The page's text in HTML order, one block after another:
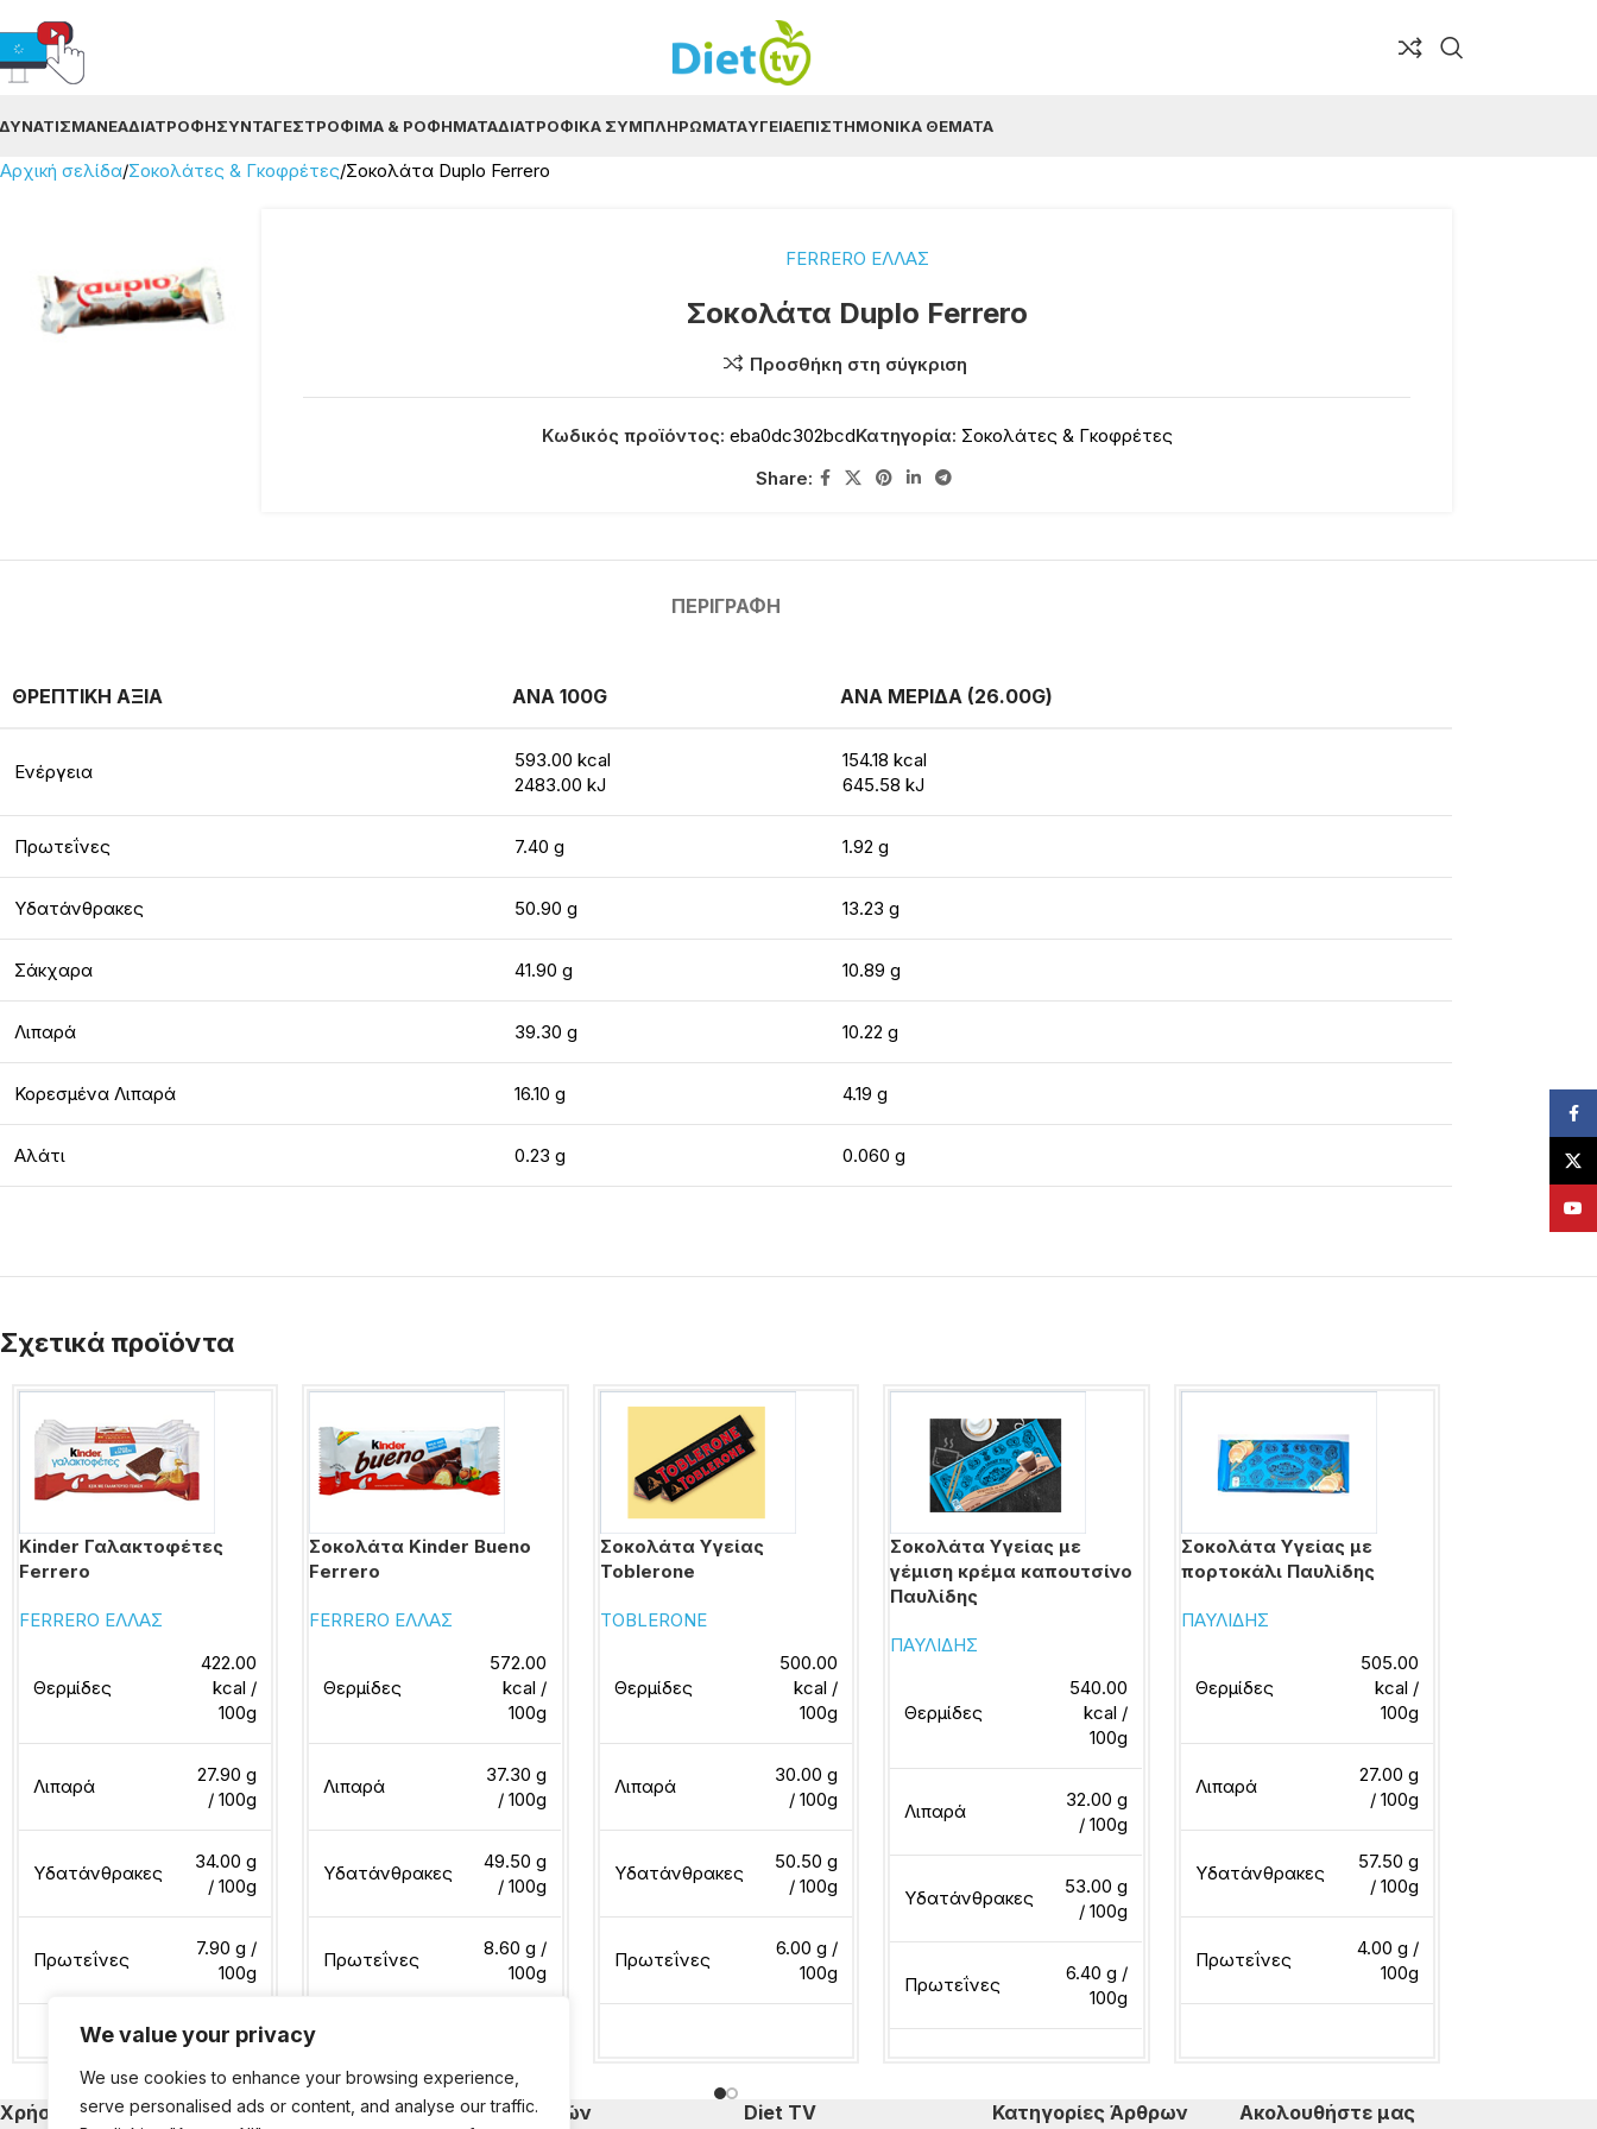
We value your privacy
We use cookies to enhance your browsing experience,
serve personalised ads or content, and analyse our traffic.
ΝΈΑΔΙΑΤΡΟΦΉΣΥΝΤΑΓΈΣΤΡΌΦΙΜΑ & ΡΟΦΉΜΑΤΑΔΙΑΤΡΟΦΙΚΆ ΣΥΜΠΛΗΡΏΜΑΤΑΥΓΕΊΑΕΠΙΣΤΗΜΟΝΙΚΆ ΘΈΜΑΤΑ
Αρχική σελίδα Σοκολάτες & Γκοφρέτες Σοκολάτα Duplo Ferrero
FERRERO ΕΛΛΑΣ
Σοκολάτα Duplo Ferrero
Προσθήκη στη σύγκριση
Κωδικός προϊόντος: eba0dc302bcdΚατηγορία: Σοκολάτες & Γκοφρέτες
Share:
ΠΕΡΙΓΡΑΦΉ
ΘΡΕΠΤΙΚΗ ΑΞΙΑ ΑΝΑ 100G ΑΝΑ ΜΕΡΙΔΑ (26.00G)
Ενέργεια
593.00 kcal
2483.00 kJ
154.18 kcal
645.58 kJ
Πρωτεΐνες 7.40 g 1.92 g
Υδατάνθρακες 50.90 g 13.23 g
Σάκχαρα 41.90 g 10.89 g
Λιπαρά 39.30 g 10.22 g
Κορεσμένα Λιπαρά 16.10 g 4.19 g
Αλάτι 0.23 g 0.060 g
Σχετικά προϊόντα
Kinder Γαλακτοφέτες
Ferrero
FERRERO ΕΛΛΑΣ
Θερμίδες
422.00
kcal /
100g
Λιπαρά
27.90 g
/ 100g
Υδατάνθρακες
34.00 g
/ 100g
Πρωτεΐνες
7.90 g /
100g
Διαβάστε περισσότερα
Σοκολάτα Kinder Bueno
Ferrero
FERRERO ΕΛΛΑΣ
Θερμίδες
572.00
kcal /
100g
Λιπαρά
37.30 g
/ 100g
Υδατάνθρακες
49.50 g
/ 100g
Πρωτεΐνες
8.60 g /
100g
Διαβάστε περισσότερα
Σοκολάτα Υγείας
Toblerone
TOBLERONE
Θερμίδες
500.00
kcal /
100g
Λιπαρά
30.00 g
/ 100g
Υδατάνθρακες
50.50 g
/ 100g
Πρωτεΐνες
6.00 g /
100g
Σοκολάτα Υγείας με
γέμιση κρέμα καπουτσίνο
Παυλίδης
ΠΑΥΛΙΔΗΣ
Θερμίδες
540.00
kcal /
100g
Λιπαρά
32.00 g
/ 100g
Υδατάνθρακες
53.00 g
/ 100g
Πρωτεΐνες
6.40 g /
100g
Σοκολάτα Υγείας με
πορτοκάλι Παυλίδης
ΠΑΥΛΙΔΗΣ
Θερμίδες
505.00
kcal /
100g
Λιπαρά
27.00 g
/ 100g
Υδατάνθρακες
57.50 g
/ 100g
Πρωτεΐνες
4.00 g /
100g
Χρήσιμα Κατηγορίες Εκπομπών Diet TV Κατηγορίες Άρθρων Ακολουθήστε μας